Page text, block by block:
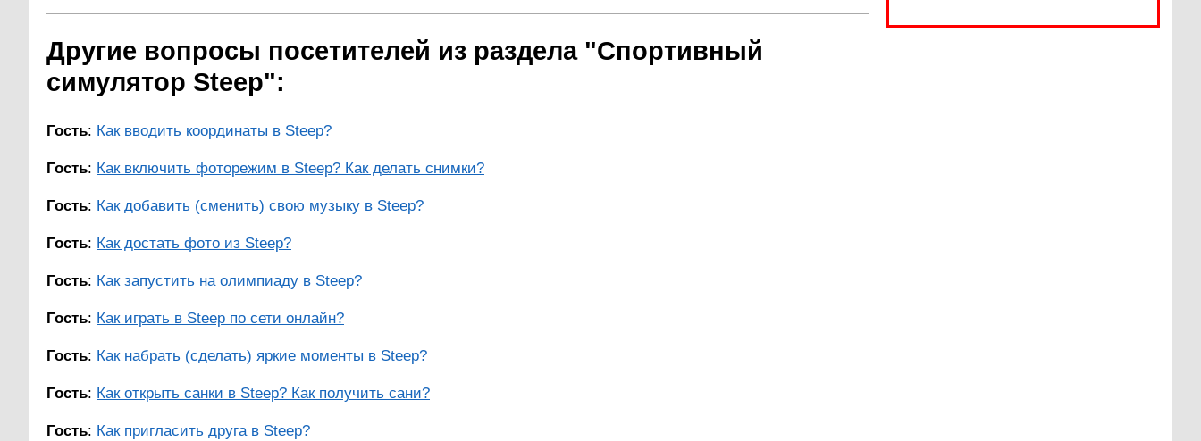
Другие вопросы посетителей из раздела "Спортивный
симулятор Steep":
Гость: Как вводить координаты в Steep?
Гость: Как включить фоторежим в Steep? Как делать снимки?
Гость: Как добавить (сменить) свою музыку в Steep?
Гость: Как достать фото из Steep?
Гость: Как запустить на олимпиаду в Steep?
Гость: Как играть в Steep по сети онлайн?
Гость: Как набрать (сделать) яркие моменты в Steep?
Гость: Как открыть санки в Steep? Как получить сани?
Гость: Как пригласить друга в Steep?